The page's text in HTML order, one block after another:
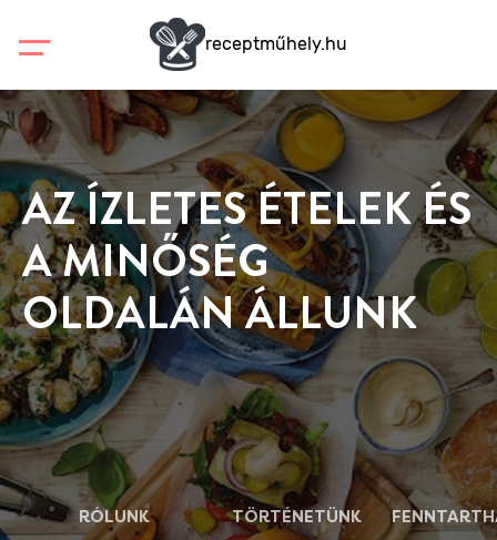
receptműhely.hu
AZ ÍZLETES ÉTELEK ÉS
A MINŐSÉG
OLDALÁN ÁLLUNK
RÓLUNK TÖRTÉNETÜNK